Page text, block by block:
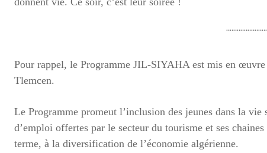
Pour rappel, le Programme JIL-SIYAHA est mis en
Tlemcen.
Le Programme promeut l’inclusion des jeunes dans la
d’emploi offertes par le secteur du tourisme et ses
terme, à la diversification de l’économie algérienne.